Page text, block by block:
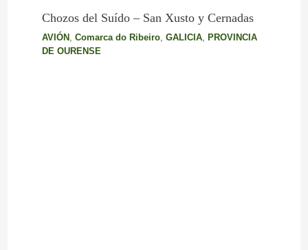
Chozos del Suído – San Xusto y Cernadas
AVIÓN , Comarca do Ribeiro, GALICIA, PROVINCIA
DE OURENSE